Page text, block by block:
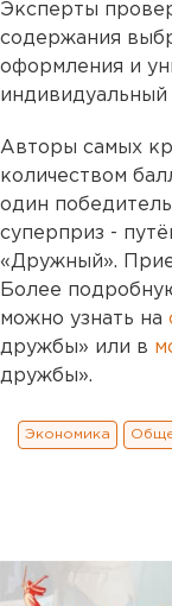
Эксперты
содержания
оформления и
индивидуальный
Авторы самых
количеством
один
суперприз -
«Дружный».
Более
можно узнать на
дружбы» или в
дружбы».
Экономика